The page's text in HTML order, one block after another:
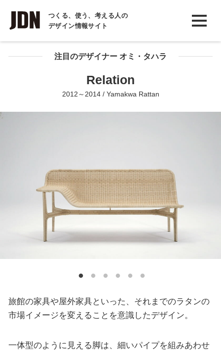
つくる、使う、考える人の
デザイン情報サイト
INTERVIEW
インタビュー
REPORT
COLUMN
注目のデザイナー オミ・タハラ
Relation
2012～2014 / Yamakwa Rattan
旅館の家具や屋外家具といった、それまでのラタンの
市場イメージを変えることを意識したデザイン。
一体型のように見える脚は、細いパイプを組みあわせ